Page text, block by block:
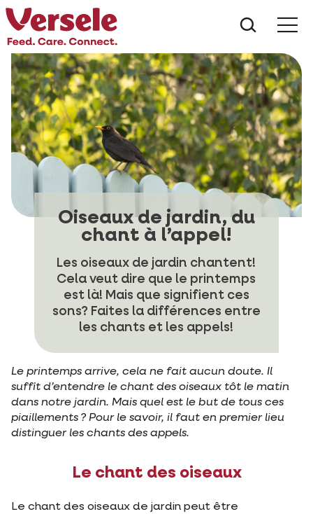
Oiseaux de jardin, du
chant à l’appel!
Les oiseaux de jardin chantent!
Cela veut dire que le printemps
est là! Mais que signifient ces
sons? Faites la différences entre
les chants et les appels!
Le printemps arrive, cela ne fait aucun doute. Il
suffit d’entendre le chant des oiseaux tôt le matin
dans notre jardin. Mais quel est le but de tous ces
piaillements ? Pour le savoir, il faut en premier lieu
distinguer les chants des appels.
Le chant des oiseaux
Le chant des oiseaux de jardin peut être